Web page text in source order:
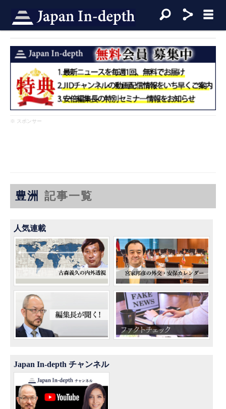
※ スポンサー
豊洲 記事一覧
人気連載
Japan In-depth チャンネル